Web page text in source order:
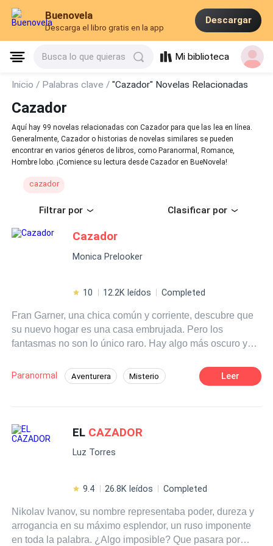
Buenovela
Descarga el libro gratis en la app
Descargar
Busca lo que quieras Mi biblioteca
Inicio / Palabras clave /"Cazador" Novelas Relacionadas
Cazador
Aquí hay 99 novelas relacionadas con Cazador para que las lea en línea.
Generalmente, Cazador o historias de novelas similares se pueden
encontrar en varios géneros de libros, como Paranormal, Romance,
Hombre lobo. ¡Comience su lectura desde Cazador en BueNovela!
cazador
Filtrar por Clasificar por
Cazador
Monica Prelooker
10 12.2K leídos Completed
Fran Garner, una chica común y corriente, descubre que
su nuevo hogar es una casa embrujada. Pero los
fantasmas no son lo único raro. Hay algo más oscuro y
el rey de loscazadores de fantasmas, el famoso Brandon
Price. El problema es que es la última persona a quien
esfuerzos para solucionar este problema. Y después.
Especialmente después.
Paranormal Aventurera Misterio Leer
EL CAZADOR
Luz Torres
9.4 26.8K leídos Completed
Nikolav Ivanov, su nombre representaba poder, dureza y
arrogancia en su máximo esplendor, un ruso imponente
en toda la palabra. ¿Algo imposible? Que pasara por